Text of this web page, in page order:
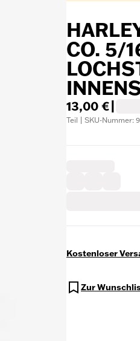
CO. 5/
13,00 €
Teil | SKU-Nummer:
Kostenloser
Zur